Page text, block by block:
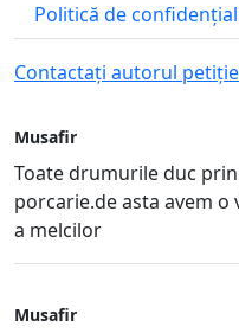
Politică de
Contactați autorul
Musafir
Toate drumurile duc
porcarie.de asta avem o
a melcilor
Musafir